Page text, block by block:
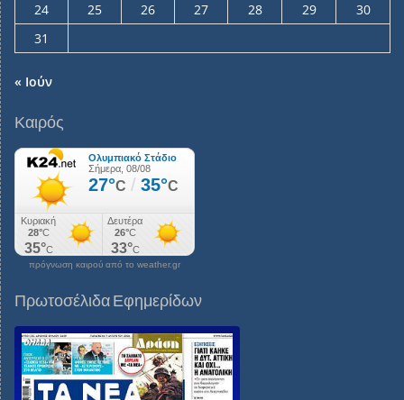
24
25 26 27 28 29
30
31
« Ιούν
Καιρός
πρόγνωση καιρού από το weather.gr
Πρωτοσέλιδα Εφημερίδων